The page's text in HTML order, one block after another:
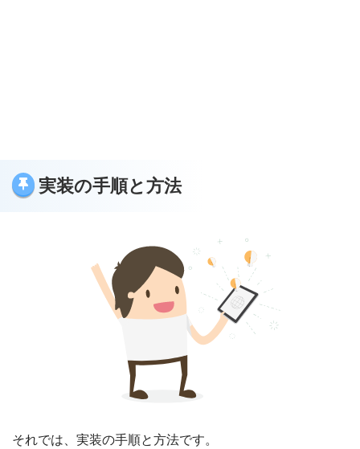
実装の手順と方法
それでは、実装の手順と方法です。